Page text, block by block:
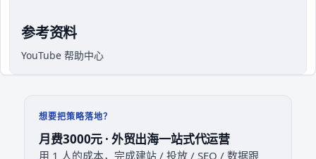
参考资料
YouTube 帮助中心
想要把策略落地？
月费3000元 · 外贸出海一站式代运营
用 1 人的成本，完成建站 / 投放 / SEO / 数据跟